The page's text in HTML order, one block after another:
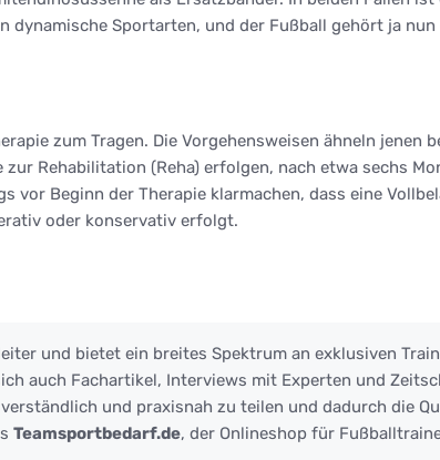
Sportarten, und der Fußball gehört ja
zum Tragen. Die Vorgehensweisen ähneln jenen
Rehabilitation (Reha) erfolgen, nach etwa sechs
vor Beginn der Therapie klarmachen, dass eine
oder konservativ erfolgt.
und bietet ein breites Spektrum an exklusiven
auch Fachartikel, Interviews mit Experten und
und praxisnah zu teilen und dadurch die
Teamsportbedarf.de, der Onlineshop für